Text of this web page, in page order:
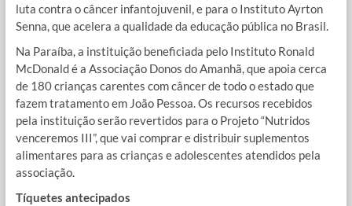
luta contra o câncer infantojuvenil, e para o Instituto Ayrton
Senna, que acelera a qualidade da educação pública no Brasil.
Na Paraíba, a instituição beneficiada pelo Instituto Ronald
McDonald é a Associação Donos do Amanhã, que apoia cerca
de 180 crianças carentes com câncer de todo o estado que
fazem tratamento em João Pessoa. Os recursos recebidos
pela instituição serão revertidos para o Projeto “Nutridos
venceremos III”, que vai comprar e distribuir suplementos
alimentares para as crianças e adolescentes atendidos pela
associação.
Tíquetes antecipados